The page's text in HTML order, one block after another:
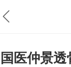
国医仲景